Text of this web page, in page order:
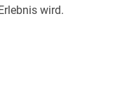
wird.